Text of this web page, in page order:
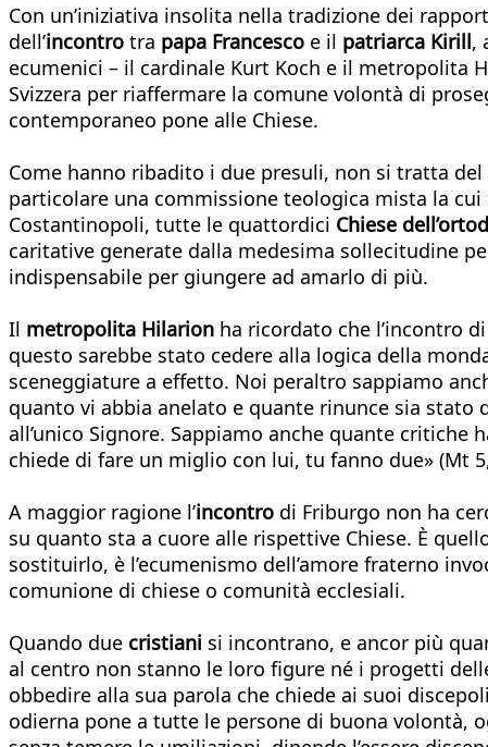
Con un’iniziativa insolita nella tradizione dei
dell’incontro tra papa Francesco e il patriarca Kirill,
ecumenici – il cardinale Kurt Koch e il metropolita
Svizzera per riaffermare la comune volontà di
contemporaneo pone alle Chiese.
Come hanno ribadito i due presuli, non si tratta del
particolare una commissione teologica mista la
Costantinopoli, tutte le quattordici Chiese
caritative generate dalla medesima sollecitudine
indispensabile per giungere ad amarlo di più.
Il metropolita Hilarion ha ricordato che l’incontro
questo sarebbe stato cedere alla logica della
sceneggiature a effetto. Noi peraltro sappiamo
quanto vi abbia anelato e quante rinunce sia
all’unico Signore. Sappiamo anche quante
chiede di fare un miglio con lui, tu fanno due» (Mt
A maggior ragione l’incontro di Friburgo non ha
su quanto sta a cuore alle rispettive Chiese. È
sostituirlo, è l’ecumenismo dell’amore fraterno
comunione di chiese o comunità ecclesiali.
Quando due cristiani si incontrano, e ancor più
al centro non stanno le loro figure né i progetti
obbedire alla sua parola che chiede ai suoi
odierna pone a tutte le persone di buona volontà,